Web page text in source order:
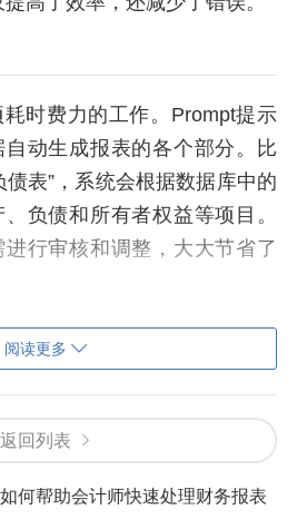
时费力的工作。Prompt提示
动生成报表的各个部分。比
表”，系统会根据数据库中的
负债和所有者权益等项目。
行审核和调整，大大节省了
员需要检查大量的交易和文
提示词，可以快速定位和提取
“查找2023年1月的所有销售
选出相关数据，帮助审计人员
阅读更多
返回列表
何帮助会计师快速处理财务报表